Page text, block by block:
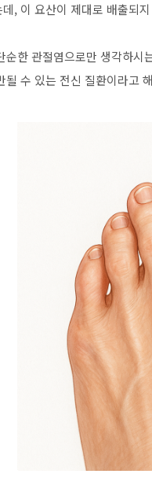
, 이 요산이 제대로 배출되
순한 관절염으로만 생각하
될 수 있는 전신 질환이라고